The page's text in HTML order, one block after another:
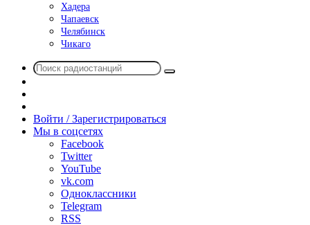
Хадера
Чапаевск
Челябинск
Чикаго
Поиск
радио
Войти / Зарегистрироваться
Мы в соцсетях
Facebook
Twitter
YouTube
vk.com
Одноклассники
Telegram
RSS